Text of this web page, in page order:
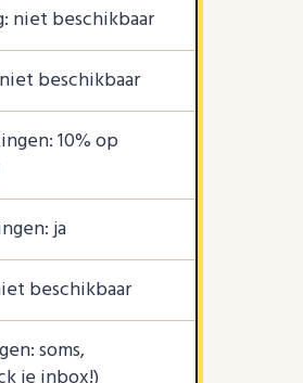
niet beschikbaar
beschikbaar
10% op
ja
beschikbaar
soms,